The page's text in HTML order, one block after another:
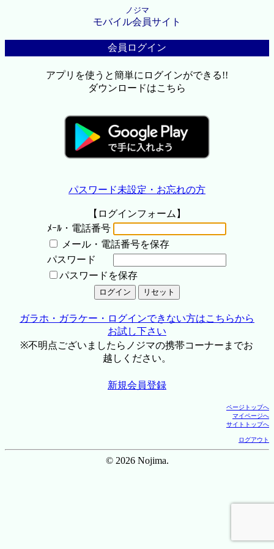
ノジマ
モバイル会員サイト
会員ログイン
アプリを使うと簡単にログインができる!!
ダウンロードはこちら
パスワード未設定・お忘れの方
【ログインフォーム】
ﾒｰﾙ・電話番号
メール・電話番号を保存
パスワード
パスワードを保存
ガラホ・ガラケー・ログインできない方はこちらから
お試し下さい
※不明点ございましたらノジマの携帯コーナーまでお
越しください。
新規会員登録
ページトップへ
マイページへ
サイトトップへ
ログアウト
© 2026 Nojima.